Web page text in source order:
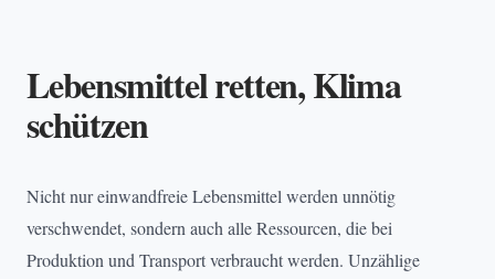
Lebensmittel retten, Klima
schützen
Nicht nur einwandfreie Lebensmittel werden unnötig
verschwendet, sondern auch alle Ressourcen, die bei
Produktion und Transport verbraucht werden. Unzählige